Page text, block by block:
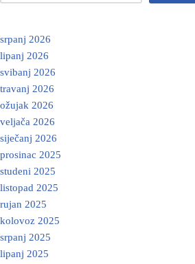
srpanj 2026
lipanj 2026
svibanj 2026
travanj 2026
ožujak 2026
veljača 2026
siječanj 2026
prosinac 2025
studeni 2025
listopad 2025
rujan 2025
kolovoz 2025
srpanj 2025
lipanj 2025